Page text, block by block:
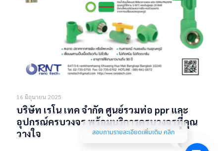
16 มิถุนายน 2025
บริษัท เรโน เทค จำกัด ศูนย์รวมท่อ ppr และ
อุปกรณ์ครบวงจร พร้อมบริการครบวงจรที่คุณ
วางใจ
สอบถามรายละเอียดเพิ่มเติม คลิก